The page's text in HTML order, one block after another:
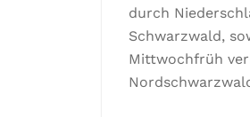
durch
Schwarzwald,
Mittwochfrüh